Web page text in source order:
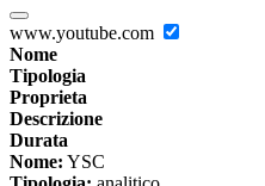
www.youtube.com
Nome
Tipologia
Proprieta
Descrizione
Durata
Nome: YSC